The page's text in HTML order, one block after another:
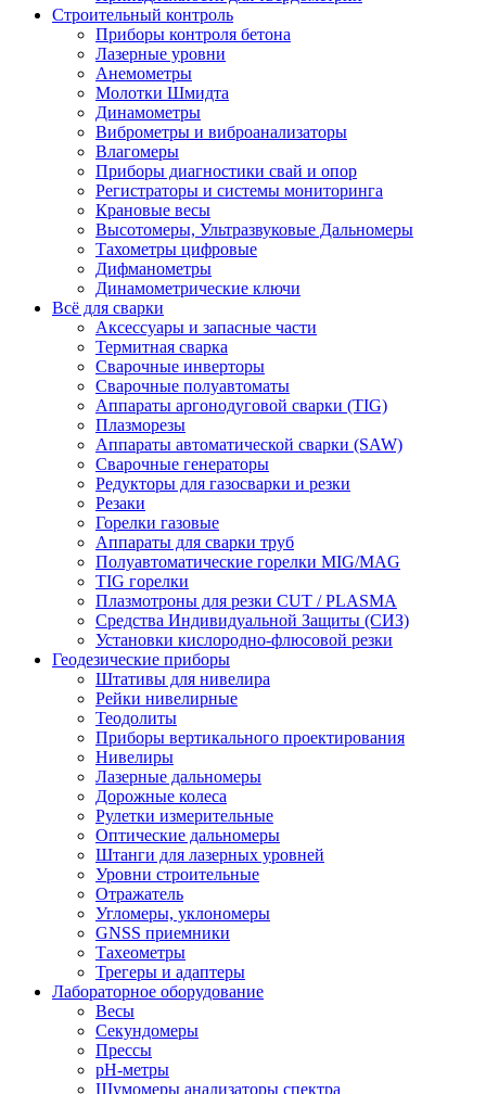
Строительный контроль
Приборы контроля бетона
Лазерные уровни
Анемометры
Молотки Шмидта
Динамометры
Виброметры и виброанализаторы
Влагомеры
Приборы диагностики свай и опор
Регистраторы и системы мониторинга
Крановые весы
Высотомеры, Ультразвуковые Дальномеры
Тахометры цифровые
Дифманометры
Динамометрические ключи
Всё для сварки
Аксессуары и запасные части
Термитная сварка
Сварочные инверторы
Сварочные полуавтоматы
Аппараты аргонодуговой сварки (TIG)
Плазморезы
Аппараты автоматической сварки (SAW)
Сварочные генераторы
Редукторы для газосварки и резки
Резаки
Горелки газовые
Аппараты для сварки труб
Полуавтоматические горелки MIG/MAG
TIG горелки
Плазмотроны для резки CUT / PLASMA
Средства Индивидуальной Защиты (СИЗ)
Установки кислородно-флюсовой резки
Геодезические приборы
Штативы для нивелира
Рейки нивелирные
Теодолиты
Приборы вертикального проектирования
Нивелиры
Лазерные дальномеры
Дорожные колеса
Рулетки измерительные
Оптические дальномеры
Штанги для лазерных уровней
Уровни строительные
Отражатель
Угломеры, уклономеры
GNSS приемники
Тахеометры
Трегеры и адаптеры
Лабораторное оборудование
Весы
Секундомеры
Прессы
pH-метры
Шумомеры анализаторы спектра